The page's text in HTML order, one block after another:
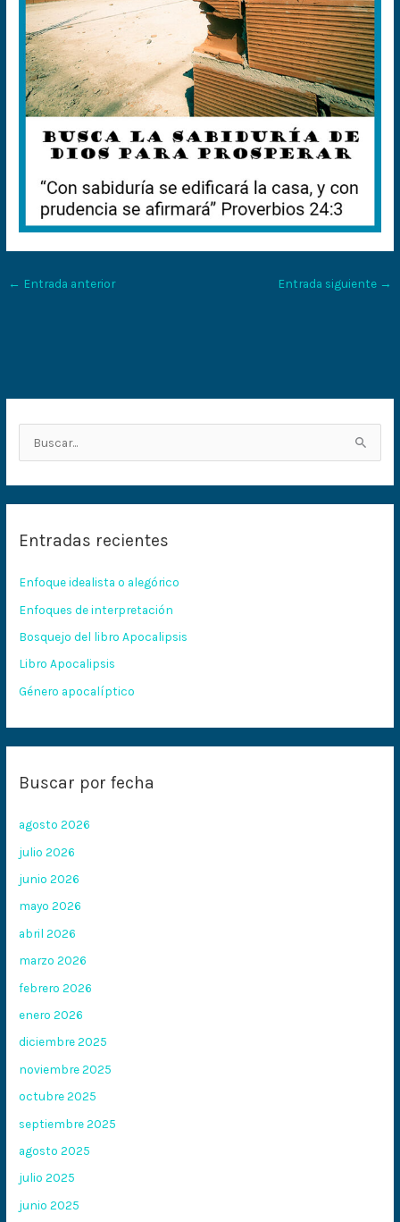
← Entrada anterior Entrada siguiente →
a
p
o
r
:
Entradas recientes
Enfoque idealista o alegórico
Enfoques de interpretación
Bosquejo del libro Apocalipsis
Libro Apocalipsis
Género apocalíptico
Buscar por fecha
agosto 2026
julio 2026
junio 2026
mayo 2026
abril 2026
marzo 2026
febrero 2026
enero 2026
diciembre 2025
noviembre 2025
octubre 2025
septiembre 2025
agosto 2025
julio 2025
junio 2025